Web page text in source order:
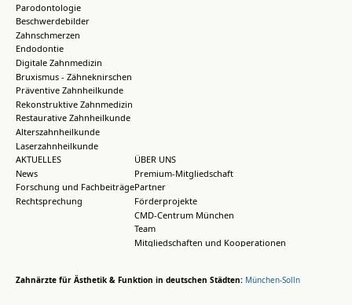
Parodontologie
Beschwerdebilder
Zahnschmerzen
Endodontie
Digitale Zahnmedizin
Bruxismus - Zähneknirschen
Präventive Zahnheilkunde
Rekonstruktive Zahnmedizin
Restaurative Zahnheilkunde
Alterszahnheilkunde
Laserzahnheilkunde
AKTUELLES
News
Forschung und Fachbeiträge
Rechtsprechung
ÜBER UNS
Premium-Mitgliedschaft
Partner
Förderprojekte
CMD-Centrum München
Team
Mitgliedschaften und Kooperationen
Zahnärzte für Ästhetik & Funktion in deutschen Städten: München-Solln